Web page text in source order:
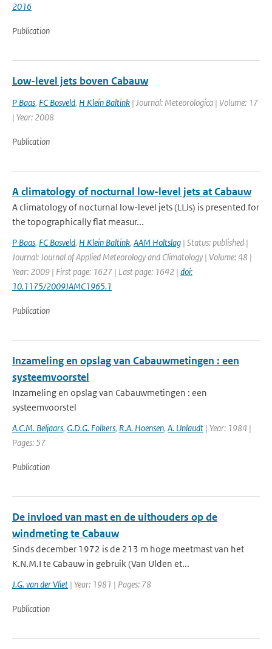
2016
Publication
Low-level jets boven Cabauw
P Baas, FC Bosveld, H Klein Baltink | Journal: Meteorologica | Volume: 17
| Year: 2008
Publication
A climatology of nocturnal low-level jets at Cabauw
A climatology of nocturnal low-level jets (LLJs) is presented for
the topographically flat measur...
P Baas, FC Bosveld, H Klein Baltink, AAM Holtslag | Status: published |
Journal: Journal of Applied Meteorology and Climatology | Volume: 48 |
Year: 2009 | First page: 1627 | Last page: 1642 | doi:
10.1175/2009JAMC1965.1
Publication
Inzameling en opslag van Cabauwmetingen : een
systeemvoorstel
Inzameling en opslag van Cabauwmetingen : een
systeemvoorstel
A.C.M. Beljaars, G.D.G. Folkers, R.A. Hoensen, A. Unlaudt | Year: 1984 |
Pages: 57
Publication
De invloed van mast en de uithouders op de
windmeting te Cabauw
Sinds december 1972 is de 213 m hoge meetmast van het
K.N.M.I te Cabauw in gebruik (Van Ulden et...
J.G. van der Vliet | Year: 1981 | Pages: 78
Publication